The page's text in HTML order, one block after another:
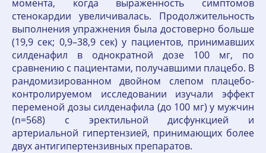
момента, когда выраженность симптомов
стенокардии увеличивалась. Продолжительность
выполнения упражнения была достоверно больше
(19,9 сек; 0,9–38,9 сек) у пациентов, принимавших
силденафил в однократной дозе 100 мг, по
сравнению с пациентами, получавшими плацебо. В
рандомизированном двойном слепом плацебо-
контролируемом исследовании изучали эффект
переменой дозы силденафила (до 100 мг) у мужчин
(n=568) с эректильной дисфункцией и
артериальной гипертензией, принимающих более
двух антигипертензивных препаратов.